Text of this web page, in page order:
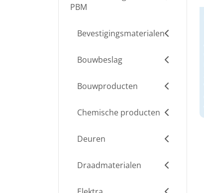
PBM
Bevestigingsmaterialen
Bouwbeslag
Bouwproducten
Chemische producten
Deuren
Draadmaterialen